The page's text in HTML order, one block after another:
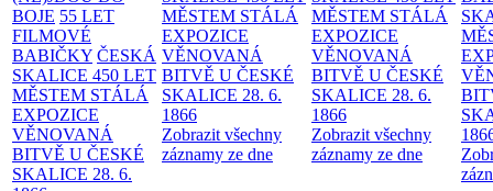
BOJE 55 LET
FILMOVÉ
BABIČKY ČESKÁ
SKALICE 450 LET
MĚSTEM STÁLÁ
EXPOZICE
VĚNOVANÁ
BITVĚ U ČESKÉ
SKALICE 28. 6.
MĚSTEM STÁLÁ
EXPOZICE
VĚNOVANÁ
BITVĚ U ČESKÉ
SKALICE 28. 6.
1866
Zobrazit všechny
záznamy ze dne
MĚSTEM STÁLÁ
EXPOZICE
VĚNOVANÁ
BITVĚ U ČESKÉ
SKALICE 28. 6.
1866
Zobrazit všechny
záznamy ze dne